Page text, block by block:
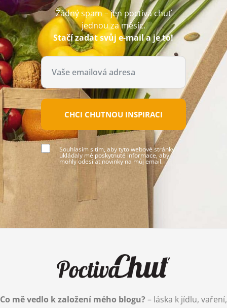
Žádný spam – jen poctivá chuť
jednou za měsíc.
Stačí zadat svůj e-mail a je to!
CHCI CHUTNOU INSPIRACI
Souhlasím s tím, aby tyto webové stránky
ukládaly mé poskytnuté informace, aby
mohly odesílat novinky na můj email.
Co mě vedlo k založení mého blogu? – láska k jídlu, vaření,